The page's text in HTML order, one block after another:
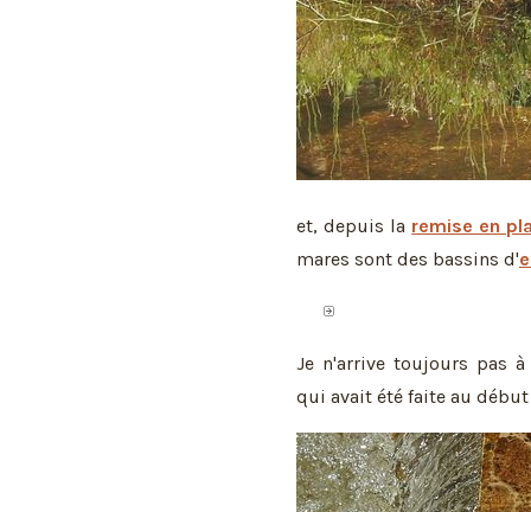
et, depuis la remise en
mares sont des bassins d'
Je n'arrive toujours pas
qui avait été faite au